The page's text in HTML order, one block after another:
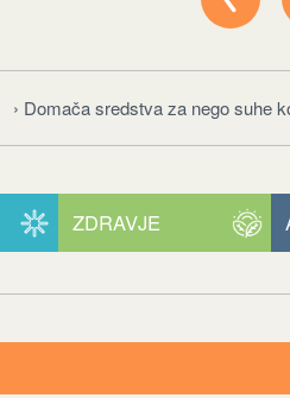
› Domača sredstva za nego suhe
ZDRAVJE